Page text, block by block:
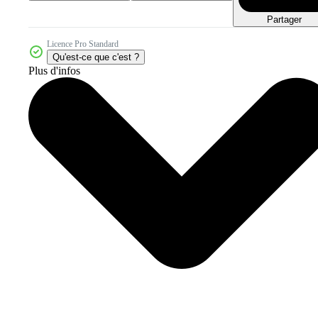
Partager
Licence Pro Standard
Qu'est-ce que c'est ?
Plus d'infos